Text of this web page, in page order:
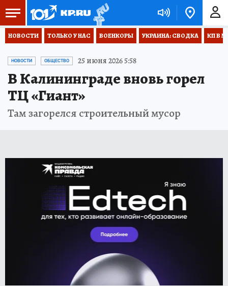
НОВОСТИ ТОЛЬКО У НАС ВОЕНКОРЫ УКРАИНА: СВОДКА КП В
НОВОСТИ ОБЩЕСТВО 25 июня 2026 5:58
В Калининграде вновь горел
ТЦ «Гиант»
Там загорелся строительный мусор